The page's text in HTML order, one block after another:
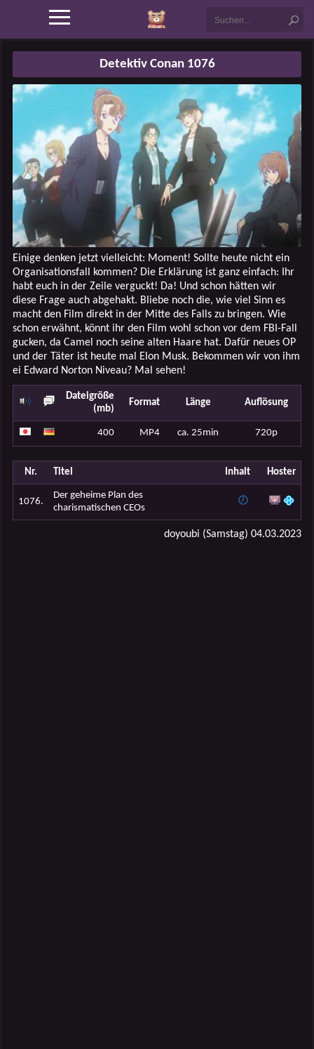
Detektiv Conan 1076
Einige denken jetzt vielleicht: Moment! Sollte heute nicht ein
Organisationsfall kommen? Die Erklärung ist ganz einfach: Ihr
habt euch in der Zeile verguckt! Da! Und schon hätten wir
diese Frage auch abgehakt. Bliebe noch die, wie viel Sinn es
macht den Film direkt in der Mitte des Falls zu bringen. Wie
schon erwähnt, könnt ihr den Film wohl schon vor dem FBI-Fall
gucken, da Camel noch seine alten Haare hat. Dafür neues OP
und der Täter ist heute mal Elon Musk. Bekommen wir von ihm
ei Edward Norton Niveau? Mal sehen!
Dateigröße
(mb)
Format Länge Auflösung
400 MP4 ca. 25min 720p
Nr. Titel Inhalt Hoster
1076.
Der geheime Plan des
charismatischen CEOs
doyoubi (Samstag) 04.03.2023